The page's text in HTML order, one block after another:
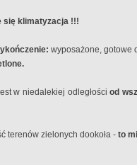
się klimatyzacja !!!
wyposażone, gotowe
w niedalekiej odległościod
terenów zielonych dookoła -to